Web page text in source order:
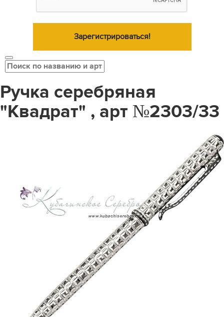
Зарегистрироваться!
Ручка серебряная
"Квадрат" , арт №2303/33